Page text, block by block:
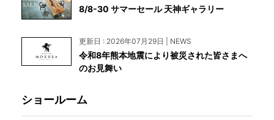
8/8-30 サマーセール 天神ギャラリー
更新日 : 2026年07月29日 | NEWS
令和8年熊本地震により被災された皆さまへ
のお見舞い
ショールーム